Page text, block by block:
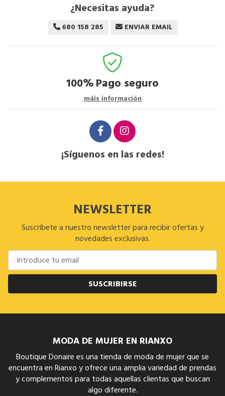
¿Necesitas ayuda?
680 158 285 ENVIAR EMAIL
100%Pago seguro
máis información
¡Síguenos en las redes!
NEWSLETTER
Suscríbete a nuestro newsletter para recibir ofertas y
novedades exclusivas.
SUSCRIBIRSE
MODA DE MUJER EN RIANXO
Boutique Donaire es una tienda de moda de mujer que se
encuentra en Rianxo y ofrece una amplia variedad de prendas
y complementos para todas aquellas clientas que buscan
algo diferente.